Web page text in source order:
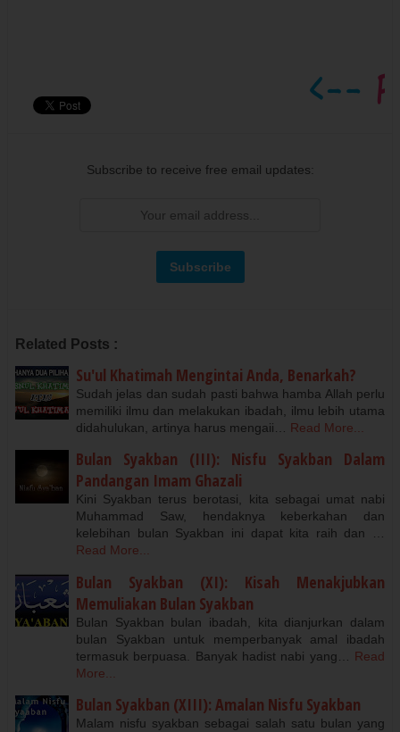
Subscribe to receive free email updates:
Related Posts :
Su'ul Khatimah Mengintai Anda, Benarkah?
Sudah jelas dan sudah pasti bahwa hamba Allah perlu
memiliki ilmu dan melakukan ibadah, ilmu lebih utama
didahulukan, artinya harus mengaii…
Read More...
Bulan Syakban (III): Nisfu Syakban Dalam
Pandangan Imam Ghazali
Kini Syakban terus berotasi, kita sebagai umat nabi
Muhammad Saw, hendaknya keberkahan dan
kelebihan bulan Syakban ini dapat kita raih dan …
Read More...
Bulan Syakban (XI): Kisah Menakjubkan
Memuliakan Bulan Syakban
Bulan Syakban bulan ibadah, kita dianjurkan dalam
bulan Syakban untuk memperbanyak amal ibadah
termasuk berpuasa. Banyak hadist nabi yang…
Read
More...
Bulan Syakban (XIII): Amalan Nisfu Syakban
Malam nisfu syakban sebagai salah satu bulan yang